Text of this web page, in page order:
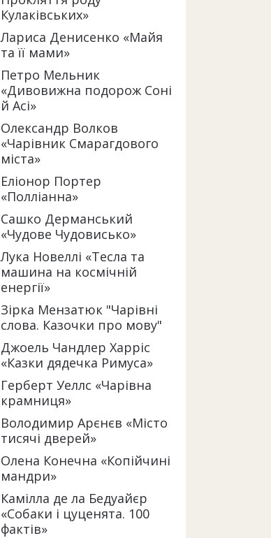
Кулаківських»
Лариса Денисенко «Майя
та її мами»
Петро Мельник
«Дивовижна подорож Соні
й Асі»
Олександр Волков
«Чарівник Смарагдового
міста»
Еліонор Портер
«Полліанна»
Сашко Дерманський
«Чудове Чудовисько»
Лука Новеллі «Тесла та
машина на космічній
енергії»
Зірка Мензатюк "Чарівні
слова. Казочки про мову"
Джоель Чандлер Харріс
«Казки дядечка Римуса»
Герберт Уеллс «Чарівна
крамниця»
Володимир Арєнєв «Місто
тисячі дверей»
Олена Конечна «Копійчині
мандри»
Камілла де ла Бедуайєр
«Собаки і цуценята. 100
фактів»